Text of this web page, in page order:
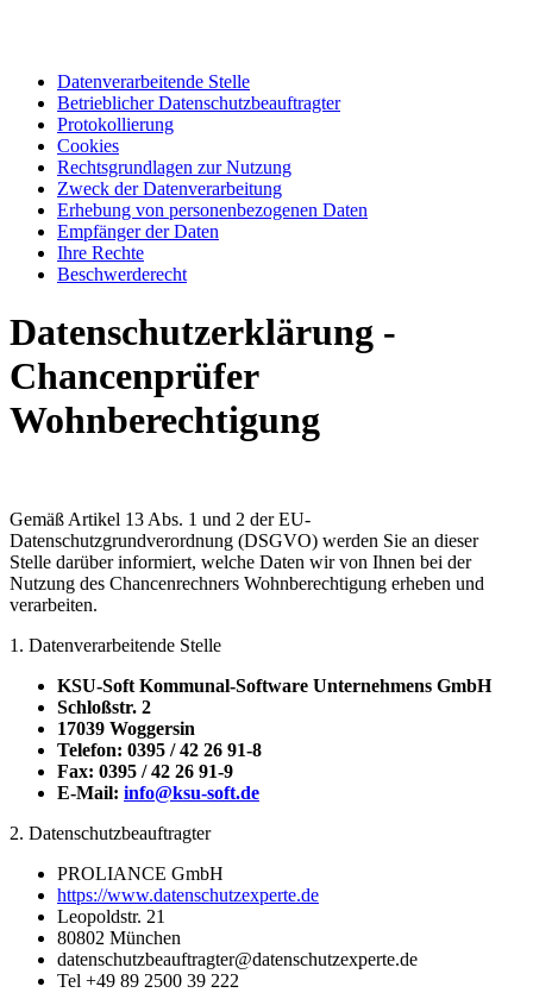
Datenverarbeitende Stelle
Betrieblicher Datenschutzbeauftragter
Protokollierung
Cookies
Rechtsgrundlagen zur Nutzung
Zweck der Datenverarbeitung
Erhebung von personenbezogenen Daten
Empfänger der Daten
Ihre Rechte
Beschwerderecht
Datenschutzerklärung -
Chancenprüfer
Wohnberechtigung
Gemäß Artikel 13 Abs. 1 und 2 der EU-
Datenschutzgrundverordnung (DSGVO) werden Sie an dieser
Stelle darüber informiert, welche Daten wir von Ihnen bei der
Nutzung des Chancenrechners Wohnberechtigung erheben und
verarbeiten.
1. Datenverarbeitende Stelle
KSU-Soft Kommunal-Software Unternehmens GmbH
Schloßstr. 2
17039 Woggersin
Telefon: 0395 / 42 26 91-8
Fax: 0395 / 42 26 91-9
E-Mail: info@ksu-soft.de
2. Datenschutzbeauftragter
PROLIANCE GmbH
https://www.datenschutzexperte.de
Leopoldstr. 21
80802 München
datenschutzbeauftragter@datenschutzexperte.de
Tel +49 89 2500 39 222